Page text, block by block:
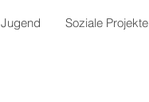
Jugend Soziale Projekte